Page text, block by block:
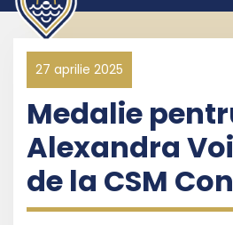
27 aprilie 2025
Medalie
Alexandra
de la CSM